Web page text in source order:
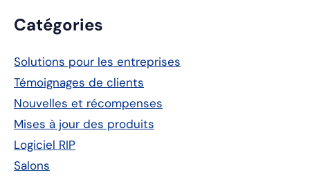
Barre
latérale
principale
Catégories
Solutions pour les entreprises
Témoignages de clients
Nouvelles et récompenses
Mises à jour des produits
Logiciel RIP
Salons